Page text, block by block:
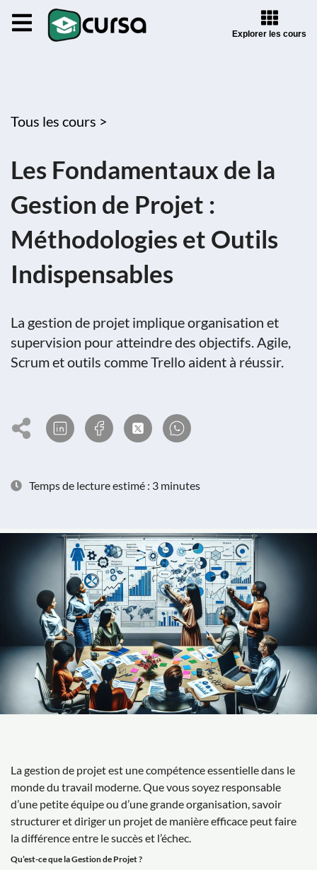
Explorer les cours
Tous les cours >
Les Fondamentaux de la
Gestion de Projet :
Méthodologies et Outils
Indispensables
La gestion de projet implique organisation et
supervision pour atteindre des objectifs. Agile,
Scrum et outils comme Trello aident à réussir.
Temps de lecture estimé : 3 minutes
La gestion de projet est une compétence essentielle dans le
monde du travail moderne. Que vous soyez responsable
d’une petite équipe ou d’une grande organisation, savoir
structurer et diriger un projet de manière efficace peut faire
la différence entre le succès et l’échec.
Qu’est-ce que la Gestion de Projet ?